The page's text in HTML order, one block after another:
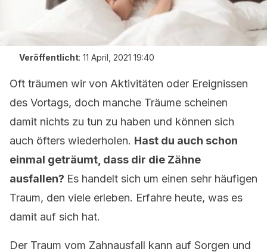
Veröffentlicht: 11 April, 2021 19:40
Oft träumen wir von Aktivitäten oder Ereignissen
des Vortags, doch manche Träume scheinen
damit nichts zu tun zu haben und können sich
auch öfters wiederholen. Hast du auch schon
einmal geträumt, dass dir die Zähne
ausfallen? Es handelt sich um einen sehr häufigen
Traum, den viele erleben. Erfahre heute, was es
damit auf sich hat.
Der Traum vom Zahnausfall kann auf Sorgen und